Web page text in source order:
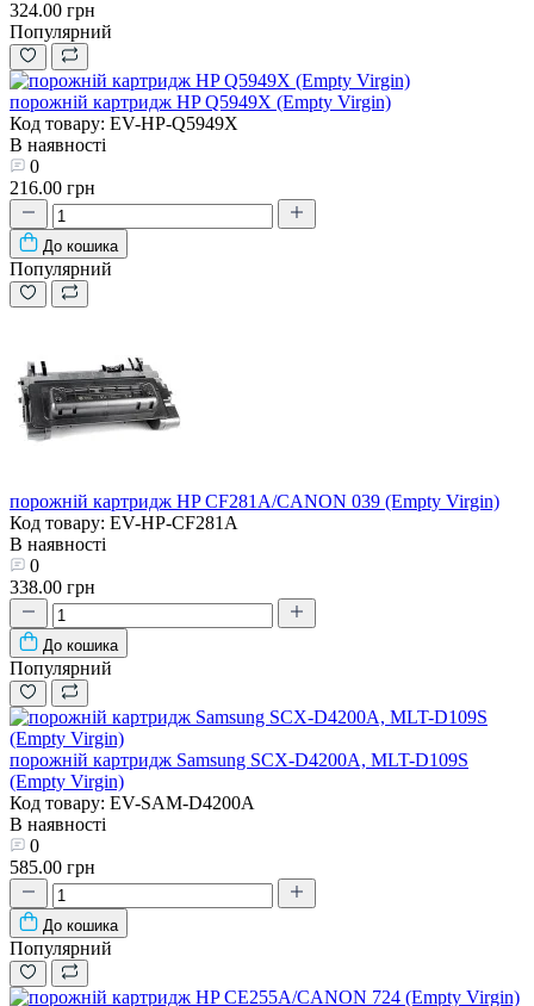
324.00 грн
Популярний
порожній картридж HP Q5949X (Empty Virgin)
Код товару: EV-HP-Q5949X
В наявності
0
216.00 грн
До кошика
Популярний
порожній картридж HP CF281A/CANON 039 (Empty Virgin)
Код товару: EV-HP-CF281A
В наявності
0
338.00 грн
До кошика
Популярний
порожній картридж Samsung SCX-D4200A, MLT-D109S
(Empty Virgin)
Код товару: EV-SAM-D4200A
В наявності
0
585.00 грн
До кошика
Популярний